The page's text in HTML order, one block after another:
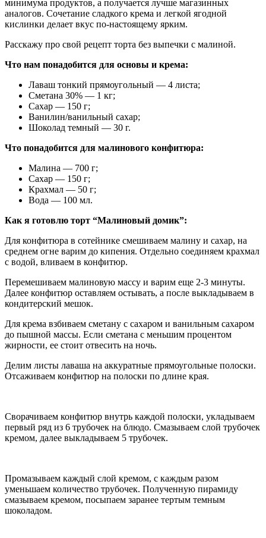
минимума продуктов, а получается лучше магазинных
аналогов. Сочетание сладкого крема и легкой ягодной
кислинки делает вкус по-настоящему ярким.
Расскажу про свой рецепт торта без выпечки с малиной.
Что нам понадобится для основы и крема:
Лаваш тонкий прямоугольный — 4 листа;
Сметана 30% — 1 кг;
Сахар — 150 г;
Ванилин/ванильный сахар;
Шоколад темный — 30 г.
Что понадобится для малинового конфитюра:
Малина — 700 г;
Сахар — 150 г;
Крахмал — 50 г;
Вода — 100 мл.
Как я готовлю торт “Малиновый домик”:
Для конфитюра в сотейнике смешиваем малину и сахар, на
среднем огне варим до кипения. Отдельно соединяем крахмал
с водой, вливаем в конфитюр.
Перемешиваем малиновую массу и варим еще 2-3 минуты.
Далее конфитюр оставляем остывать, а после выкладываем в
кондитерский мешок.
Для крема взбиваем сметану с сахаром и ванильным сахаром
до пышной массы. Если сметана с меньшим процентом
жирности, ее стоит отвесить на ночь.
Делим листы лаваша на аккуратные прямоугольные полоски.
Отсаживаем конфитюр на полоски по длине края.
Сворачиваем конфитюр внутрь каждой полоски, укладываем
первый ряд из 6 трубочек на блюдо. Смазываем слой трубочек
кремом, далее выкладываем 5 трубочек.
Промазываем каждый слой кремом, с каждым разом
уменьшаем количество трубочек. Полученную пирамиду
смазываем кремом, посыпаем заранее тертым темным
шоколадом.